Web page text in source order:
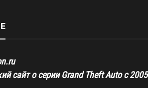
сайт о серии Grand Theft Auto с 2005